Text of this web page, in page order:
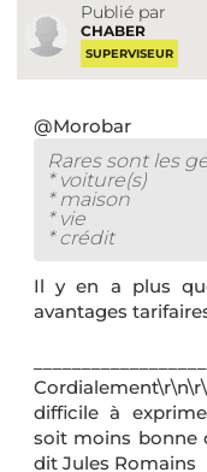
Publié par
CHABER
SUPERVISEUR
@Morobar
Rares sont les
* voiture(s)
* maison
* vie
* crédit
Il y en a plus
avantages
difficile à
soit moins bonne
dit Jules Romains